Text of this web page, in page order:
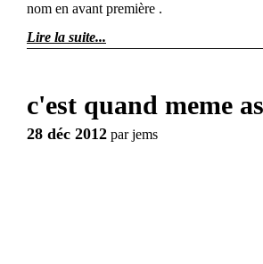
nom en avant première .
Lire la suite
c'est quand meme
28 déc 2012 parjems